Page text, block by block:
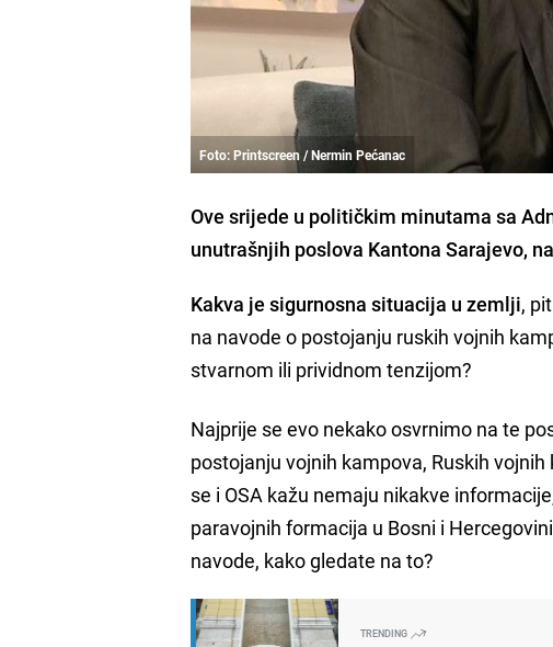
Foto: Printscreen / Nermin Pećanac
Ove srijede u političkim minutama sa
unutrašnjih poslova Kantona Sarajevo, na
Kakva je sigurnosna situacija u zemlji,
na navode o postojanju ruskih vojnih
stvarnom ili prividnom tenzijom?
Najprije se evo nekako osvrnimo na te
postojanju vojnih kampova, Ruskih
se i OSA kažu nemaju nikakve
paravojnih formacija u Bosni i
navode, kako gledate na to?
TRENDING